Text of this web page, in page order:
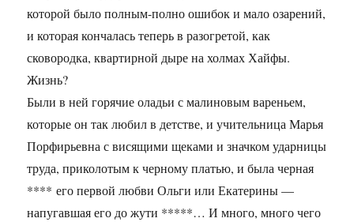
которой было полным-полно ошибок и мало озарений,
и которая кончалась теперь в разогретой, как
сковородка, квартирной дыре на холмах Хайфы.
Жизнь?
Были в ней горячие оладьи с малиновым вареньем,
которые он так любил в детстве, и учительница Марья
Порфирьевна с висящими щеками и значком ударницы
труда, приколотым к черному платью, и была черная
**** его первой любви Ольги или Екатерины —
напугавшая его до жути *****… И много, много чего